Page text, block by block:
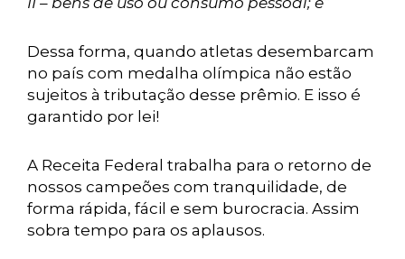
Dessa forma, quando atletas desembarcam
no país com medalha olímpica não estão
sujeitos à tributação desse prêmio. E isso é
garantido por lei!
A Receita Federal trabalha para o retorno de
nossos campeões com tranquilidade, de
forma rápida, fácil e sem burocracia. Assim
sobra tempo para os aplausos.